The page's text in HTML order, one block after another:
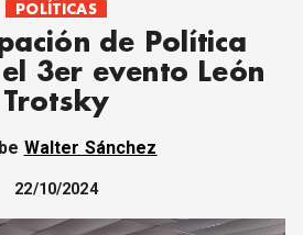
POLÍTICAS
OBRERO
MUJER
Y CULTURA
JUVENTUD
DE LECTORES
POLÍTICAS
de Política
3er evento León
Trotsky
Walter Sánchez
22/10/2024